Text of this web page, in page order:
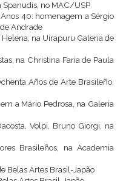
Spanudis, no MAC/USP
40: homenagem a Sérgio
Andrade
na Uirapuru Galeria de
na Christina Faria de Paula
Años de Arte Brasileño,
a Mário Pedrosa, na Galeria
Volpi, Bruno Giorgi, na
Brasileños, na Academia
Belas Artes Brasil-Japão